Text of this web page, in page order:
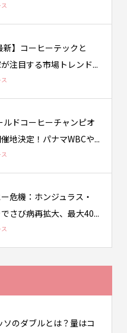
新】コーヒーテックと
注目する市場トレンド...
ルドコーヒーチャンピオ
地決定！パナマWBCや...
危機：ホンジュラス・
さび病再拡大、最大40...
ソのダブルとは？量はコ